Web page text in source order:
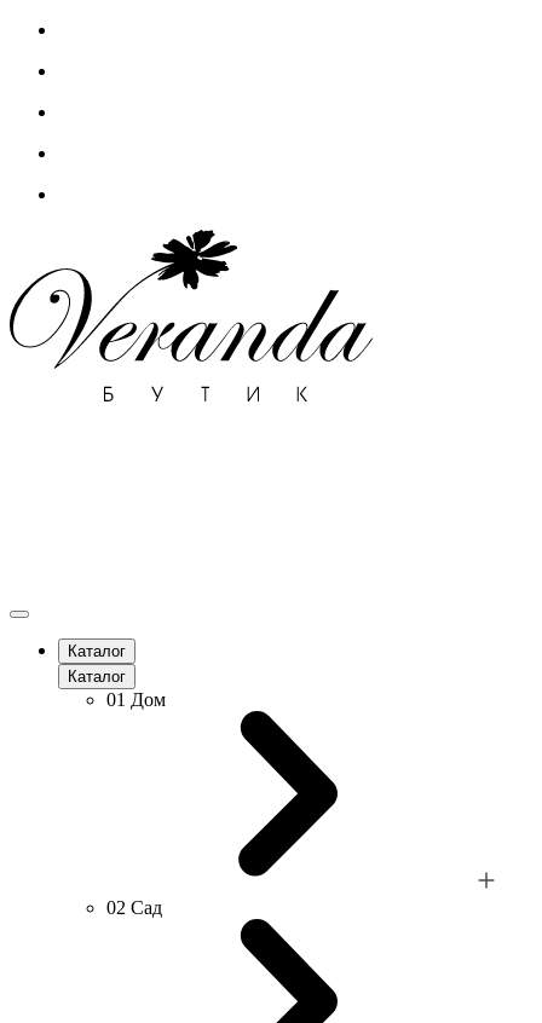
Каталог
Каталог
01 Дом
02 Сад